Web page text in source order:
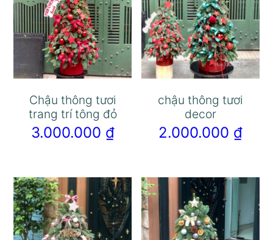
Chậu thông tươi
trang trí tông đỏ
3.000.000 ₫
chậu thông tươi
decor
2.000.000 ₫